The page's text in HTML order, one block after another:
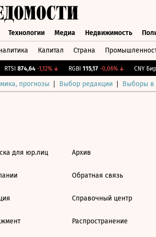
Технологии Медиа Недвижимость
Капитал Страна
RTSI 874,64 -1,12%↓ RGBI 115,17 -0,06%↓ CNY
прогнозы Выбор редакции Выборы в
для юр.лиц Архив
Обратная связь
Справочный центр
Распространение